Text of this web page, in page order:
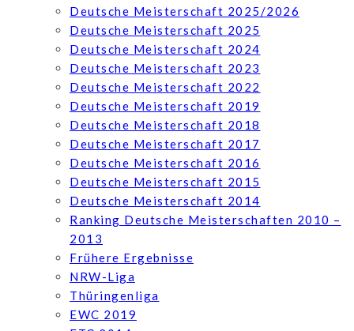
Deutsche Meisterschaft 2025/2026
Deutsche Meisterschaft 2025
Deutsche Meisterschaft 2024
Deutsche Meisterschaft 2023
Deutsche Meisterschaft 2022
Deutsche Meisterschaft 2019
Deutsche Meisterschaft 2018
Deutsche Meisterschaft 2017
Deutsche Meisterschaft 2016
Deutsche Meisterschaft 2015
Deutsche Meisterschaft 2014
Ranking Deutsche Meisterschaften 2010 –
2013
Frühere Ergebnisse
NRW-Liga
Thüringenliga
EWC 2019